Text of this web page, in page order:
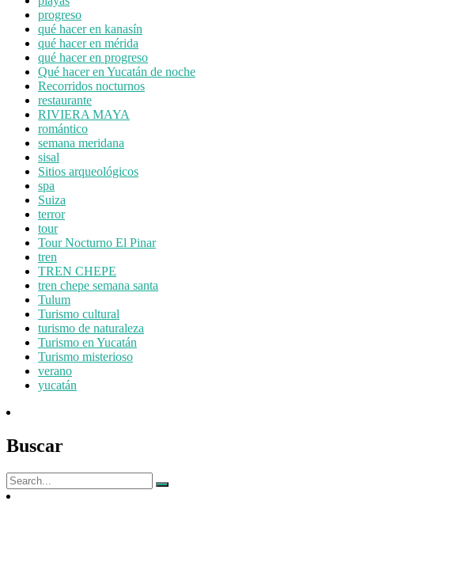
progreso
qué hacer en kanasín
qué hacer en mérida
qué hacer en progreso
Qué hacer en Yucatán de noche
Recorridos nocturnos
restaurante
RIVIERA MAYA
romántico
semana meridana
sisal
Sitios arqueológicos
spa
Suiza
terror
tour
Tour Nocturno El Pinar
tren
TREN CHEPE
tren chepe semana santa
Tulum
Turismo cultural
turismo de naturaleza
Turismo en Yucatán
Turismo misterioso
verano
yucatán
Buscar